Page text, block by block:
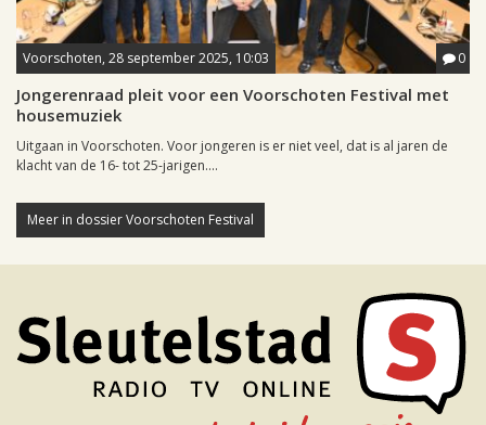
Voorschoten, 28 september 2025, 10:03 0
Jongerenraad pleit voor een Voorschoten Festival met
housemuziek
Uitgaan in Voorschoten. Voor jongeren is er niet veel, dat is al jaren de
klacht van de 16- tot 25-jarigen....
Meer in dossier Voorschoten Festival